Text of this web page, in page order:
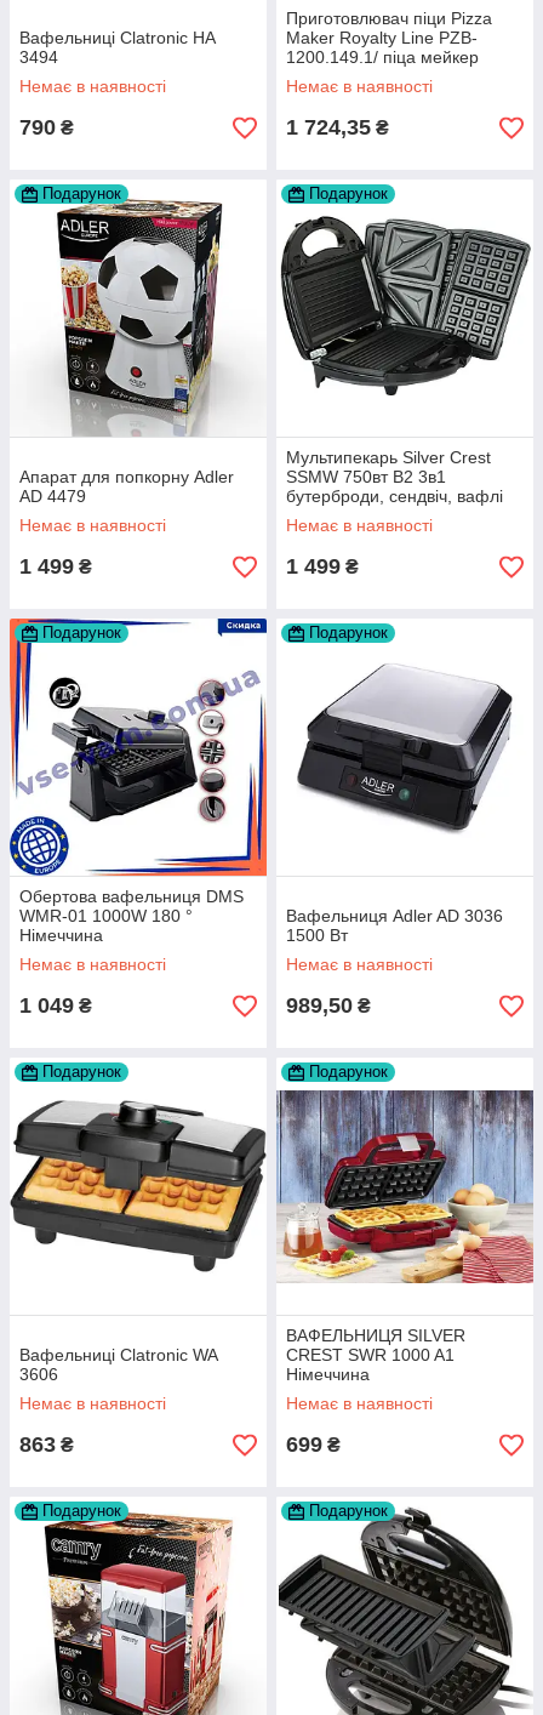
Вафельниці Clatronic HA
3494
Немає в наявності
790 ₴
Приготовлювач піци Pizza
Maker Royalty Line PZB-
1200.149.1/ піца мейкер
Немає в наявності
1 724,35 ₴
Подарунок
Апарат для попкорну Adler
AD 4479
Немає в наявності
1 499 ₴
Подарунок
Мультипекарь Silver Crest
SSMW 750вт B2 3в1
бутерброди, сендвіч, вафлі
Немає в наявності
1 499 ₴
Подарунок
Обертова вафельниця DMS
WMR-01 1000W 180 °
Німеччина
Немає в наявності
1 049 ₴
Подарунок
Вафельниця Adler AD 3036
1500 Вт
Немає в наявності
989,50 ₴
Подарунок
Вафельниці Clatronic WA
3606
Немає в наявності
863 ₴
Подарунок
ВАФЕЛЬНИЦЯ SILVER
CREST SWR 1000 A1
Німеччина
Немає в наявності
699 ₴
Подарунок Подарунок